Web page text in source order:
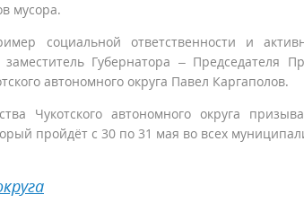
мусора.
социальной ответственности и
Губернатора – Председателя
автономного округа Павел Каргаполов.
Чукотского автономного округа
пройдёт с 30 по 31 мая во всех